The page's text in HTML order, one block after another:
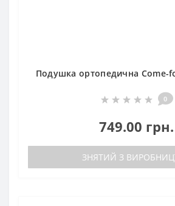
Подушка ортопедична Come-
0
749.00 грн.
ЗНЯТИЙ З